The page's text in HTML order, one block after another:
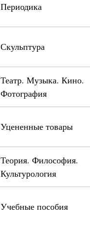
Периодика
Скульптура
Театр. Музыка. Кино.
Фотография
Уцененные товары
Теория. Философия.
Культурология
Учебные пособия